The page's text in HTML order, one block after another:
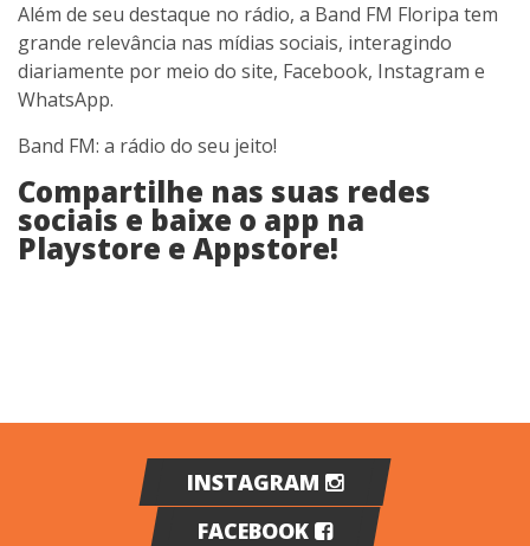
Além de seu destaque no rádio, a Band FM Floripa tem
grande relevância nas mídias sociais, interagindo
diariamente por meio do site, Facebook, Instagram e
WhatsApp.
Band FM: a rádio do seu jeito!
Compartilhe nas suas redes
sociais e baixe o app na
Playstore e Appstore!
INSTAGRAM
FACEBOOK